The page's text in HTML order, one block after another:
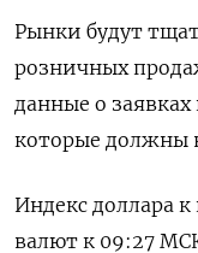
Рынки будут
розничных
данные о заявках
которые должны
Индекс доллара
валют к 09:27